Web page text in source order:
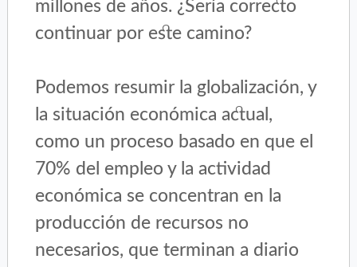
millones de años. ¿Sería correcto
continuar por este camino?
Podemos resumir la globalización, y
la situación económica actual,
como un proceso basado en que el
70% del empleo y la actividad
económica se concentran en la
producción de recursos no
necesarios, que terminan a diario